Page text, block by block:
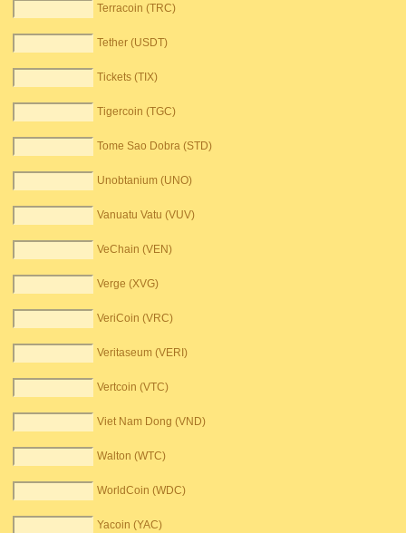
Terracoin (TRC)
Tether (USDT)
Tickets (TIX)
Tigercoin (TGC)
Tome Sao Dobra (STD)
Unobtanium (UNO)
Vanuatu Vatu (VUV)
VeChain (VEN)
Verge (XVG)
VeriCoin (VRC)
Veritaseum (VERI)
Vertcoin (VTC)
Viet Nam Dong (VND)
Walton (WTC)
WorldCoin (WDC)
Yacoin (YAC)